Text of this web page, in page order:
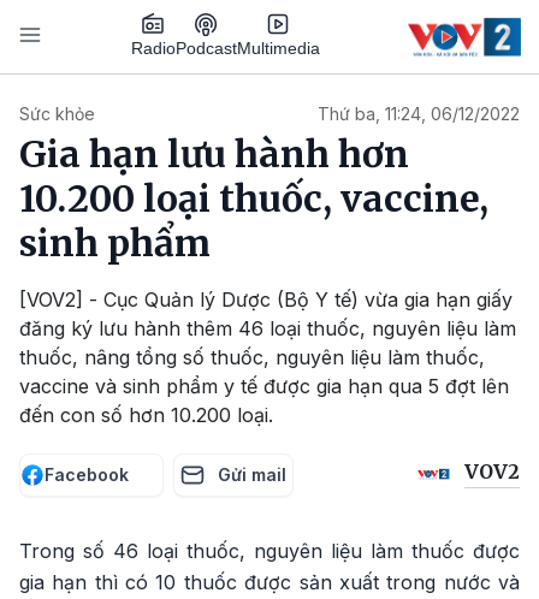
Nhảy đến nội dung
RadioPodcastMultimedia
Sức khỏe Thứ ba, 11:24, 06/12/2022
Gia hạn lưu hành hơn
10.200 loại thuốc, vaccine,
sinh phẩm
[VOV2] - Cục Quản lý Dược (Bộ Y tế) vừa gia hạn giấy
đăng ký lưu hành thêm 46 loại thuốc, nguyên liệu làm
thuốc, nâng tổng số thuốc, nguyên liệu làm thuốc,
vaccine và sinh phẩm y tế được gia hạn qua 5 đợt lên
đến con số hơn 10.200 loại.
Facebook Gửi mail VOV2
Trong số 46 loại thuốc, nguyên liệu làm thuốc được
gia hạn thì có 10 thuốc được sản xuất trong nước và